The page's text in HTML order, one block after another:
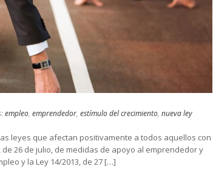
empleo, emprendedor, estímulo del crecimiento, nueva ley
leyes que afectan positivamente a todos aquellos con
26 de julio, de medidas de apoyo al emprendedor y
y la Ley 14/2013, de 27 […]